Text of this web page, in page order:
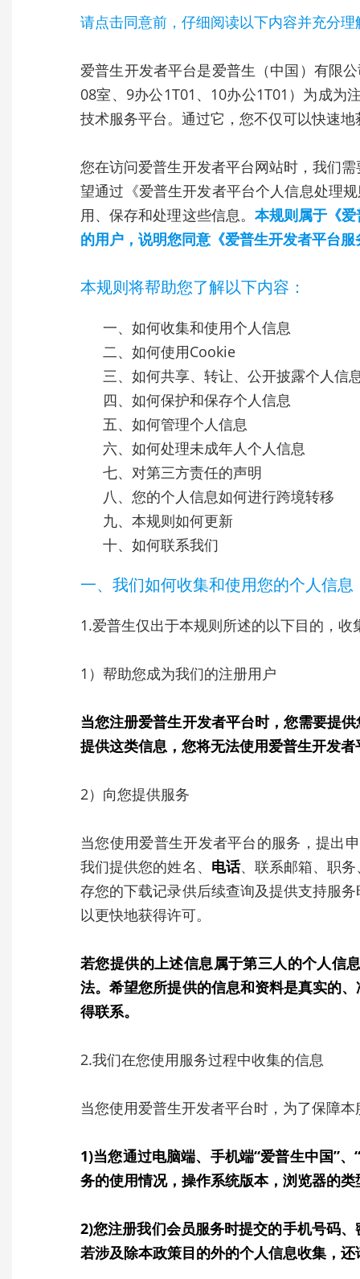
请点击同意前，仔细阅读以下内容并充分
爱普生开发者平台是爱普生（中国）有限
08室、9办公1T01、10办公1T01）为成为
技术服务平台。通过它，您不仅可以快速
您在访问爱普生开发者平台网站时，我们
望通过《爱普生开发者平台个人信息处理
用、保存和处理这些信息。 本规则属于《
的用户，说明您同意《爱普生开发者平台
本规则将帮助您了解以下内容：
一、如何收集和使用个人信息
二、如何使用Cookie
三、如何共享、转让、公开披露个人信
四、如何保护和保存个人信息
五、如何管理个人信息
六、如何处理未成年人个人信息
七、对第三方责任的声明
八、您的个人信息如何进行跨境转移
九、本规则如何更新
十、如何联系我们
一、我们如何收集和使用您的个人信息
1.爱普生仅出于本规则所述的以下目的，
1）帮助您成为我们的注册用户
当您注册爱普生开发者平台时，您需要提
提供这类信息，您将无法使用爱普生开发
2）向您提供服务
当您使用爱普生开发者平台的服务，提出
我们提供您的姓名、 电话、联系邮箱、职
存您的下载记录供后续查询及提供支持服
以更快地获得许可。
若您提供的上述信息属于第三人的个人信
法。希望您所提供的信息和资料是真实的
得联系。
2.我们在您使用服务过程中收集的信息
当您使用爱普生开发者平台时，为了保障
1)当您通过电脑端、手机端“爱普生中国”
务的使用情况，操作系统版本，浏览器的
2)您注册我们会员服务时提交的手机号码
若涉及除本政策目的外的个人信息收集，